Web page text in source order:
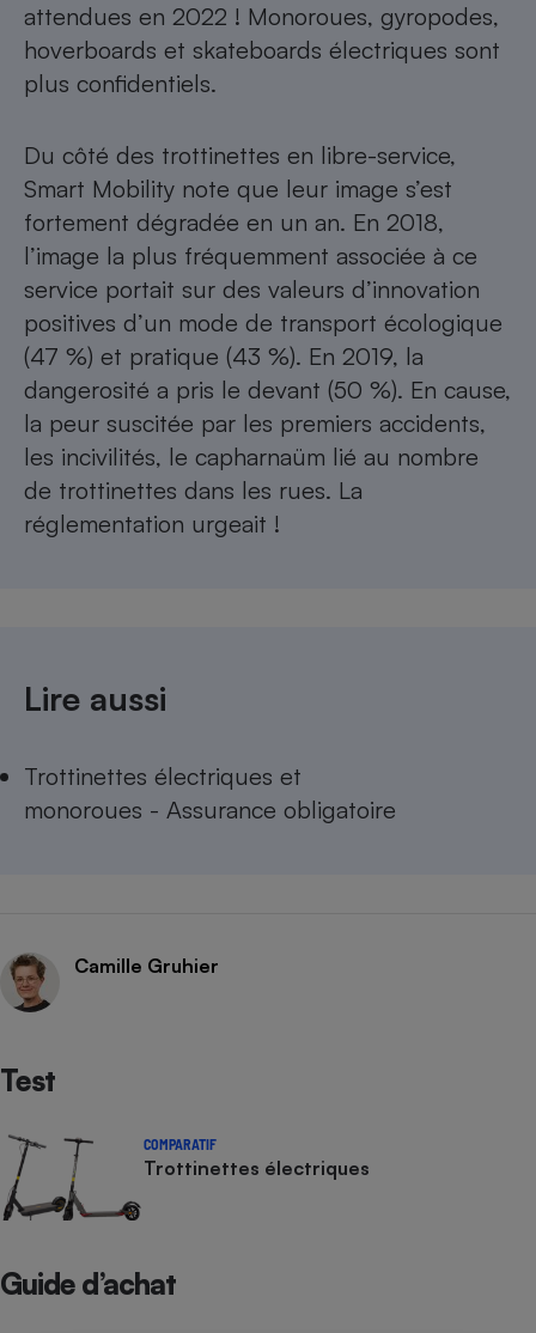
attendues en 2022 ! Monoroues, gyropodes,
hoverboards et skateboards électriques sont
plus confidentiels.
Du côté des trottinettes en libre-service,
Smart Mobility note que leur image s’est
fortement dégradée en un an. En 2018,
l’image la plus fréquemment associée à ce
service portait sur des valeurs d’innovation
positives d’un mode de transport écologique
(47 %) et pratique (43 %). En 2019, la
dangerosité a pris le devant (50 %). En cause,
la peur suscitée par les premiers accidents,
les incivilités, le capharnaüm lié au nombre
de trottinettes dans les rues. La
réglementation urgeait !
Lire aussi
Trottinettes électriques et
monoroues - Assurance obligatoire
Camille Gruhier
Test
COMPARATIF
Trottinettes électriques
Guide d’achat